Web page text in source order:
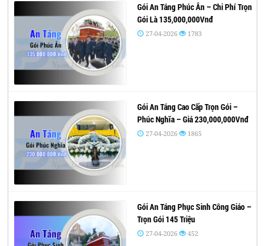
Gói An Táng Phúc Ân – Chi Phí Trọn
Gói Là 135,000,000Vnđ
27-04-2026 1783
Gói An Táng Cao Cấp Trọn Gói –
Phúc Nghĩa – Giá 230,000,000Vnđ
27-04-2026 1865
Gói An Táng Phục Sinh Công Giáo –
Trọn Gói 145 Triệu
27-04-2026 452